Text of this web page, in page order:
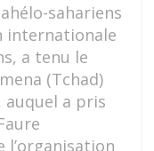
sahariens
internationale
a tenu le
(Tchad)
a pris
l’organisation